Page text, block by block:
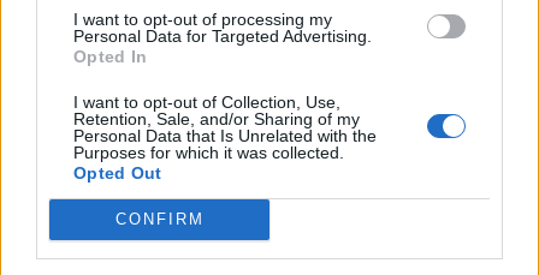
I want to opt-out of processing my
Personal Data for Targeted Advertising.
Opted In
I want to opt-out of Collection, Use,
Retention, Sale, and/or Sharing of my
Personal Data that Is Unrelated with the
Purposes for which it was collected.
Opted Out
CONFIRM
Ranta Sampo, MoDo Hockey
Ruotsalainen Arttu, Frölunda HC
Suomela Antti, Lausanne HC
Turkulainen Jerry, HC Ajoie